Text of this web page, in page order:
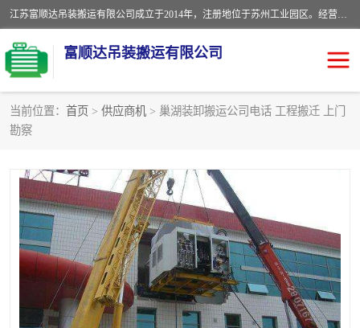
江苏富顺达吊装搬运有限公司成立于2014年，注册地位于苏州工业园区。经营范围包括起重吊装、搬运装卸服务；叉车、吊车租赁；水电安装；机电工程施工及维护；机电设备安装；家政服务、保洁服务。苏州搬运公司，苏州叉车出租，苏州吊车出租，苏州工厂设备搬运，专业设备吊装服务。
富顺达吊装搬运有限公司
当前位置： 首页 > 供应商机 > 巢湖装卸搬运公司电话 工程搬迁 上门
勘察
苏州设备搬运吊装服务
工厂搬迁公司 设备包装
设备定位移位 起重吊装
设备搬运 吊装公司
工厂设备搬运 专业设备吊装服务